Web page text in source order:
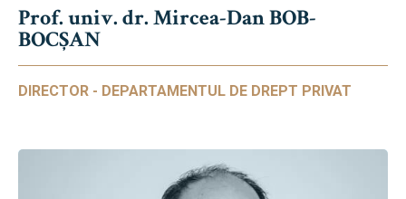
Prof. univ. dr. Mircea-Dan BOB-
BOCȘAN
DIRECTOR - DEPARTAMENTUL DE DREPT PRIVAT